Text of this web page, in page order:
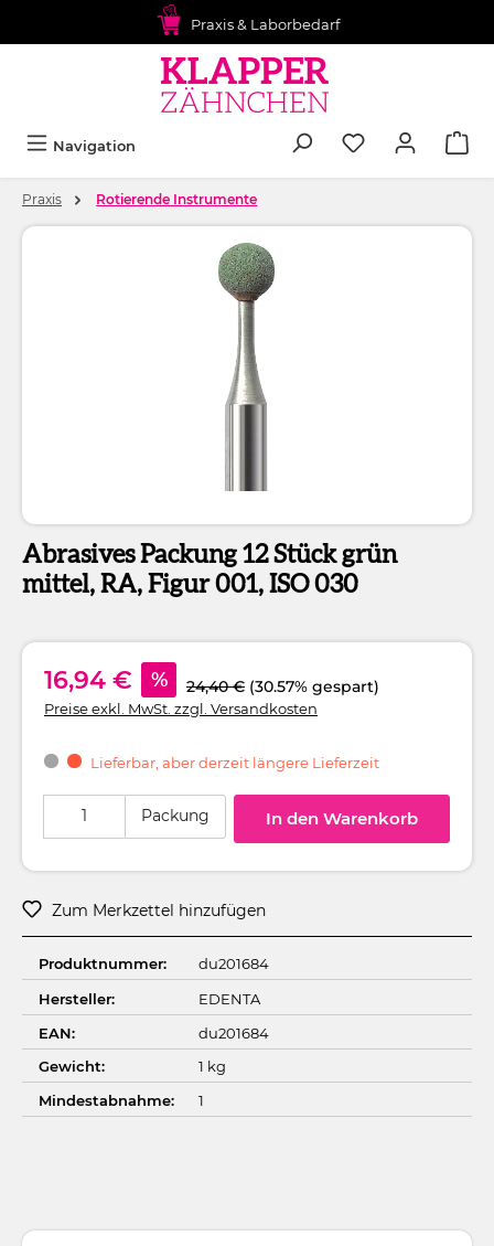
Praxis & Laborbedarf
Navigation
Praxis Rotierende Instrumente
Bildergalerie überspringen
Abrasives Packung 12 Stück grün
mittel, RA, Figur 001, ISO 030
16,94 € % 24,40 € (30.57% gespart)
Preise exkl. MwSt. zzgl. Versandkosten
Lieferbar, aber derzeit längere Lieferzeit
Packung In den Warenkorb
Zum Merkzettel hinzufügen
Produktnummer:
du201684
Hersteller:
EDENTA
EAN:
du201684
Gewicht:
1 kg
Mindestabnahme:
1